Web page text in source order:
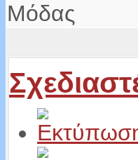
Μόδας